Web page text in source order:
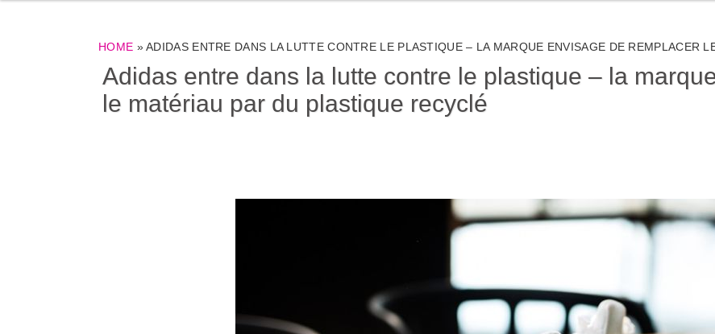
HOME »ADIDAS ENTRE DANS LA LUTTE CONTRE LE PLASTIQUE – LA MARQUE ENVISAGE DE REMPLACER
Adidas entre dans la lutte contre le plastique – la
le matériau par du plastique recyclé